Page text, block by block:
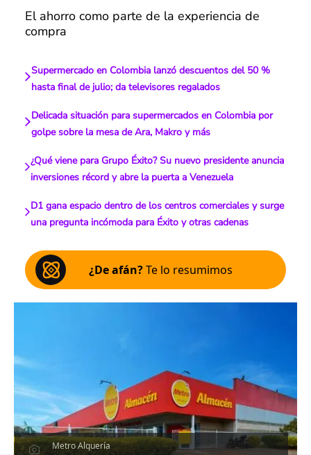
El ahorro como parte de la experiencia de
compra
Supermercado en Colombia lanzó descuentos del 50 %
hasta final de julio; da televisores regalados
Delicada situación para supermercados en Colombia por
golpe sobre la mesa de Ara, Makro y más
¿Qué viene para Grupo Éxito? Su nuevo presidente anuncia
inversiones récord y abre la puerta a Venezuela
D1 gana espacio dentro de los centros comerciales y surge
una pregunta incómoda para Éxito y otras cadenas
¿De afán?Te lo resumimos
Metro Alquería